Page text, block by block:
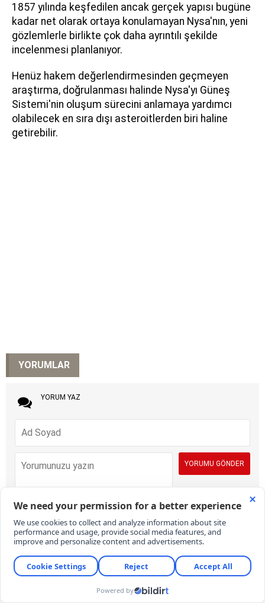
1857 yılında keşfedilen ancak gerçek yapısı bugüne
kadar net olarak ortaya konulamayan Nysa'nın, yeni
gözlemlerle birlikte çok daha ayrıntılı şekilde
incelenmesi planlanıyor.
Henüz hakem değerlendirmesinden geçmeyen
araştırma, doğrulanması halinde Nysa'yı Güneş
Sistemi'nin oluşum sürecini anlamaya yardımcı
olabilecek en sıra dışı asteroitlerden biri haline
getirebilir.
YORUMLAR
YORUM YAZ
hürriyetinin kullanımı için vardır. Sayfalarımız, temel insan haklarına,